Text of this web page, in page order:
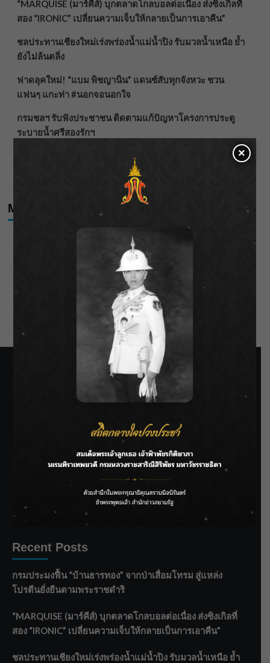
“MARQUISE (มาร์คีส์) บุกตลาดโกลบอลต่อเนื่อง ส่งซิงเกิลที่
สอง “IRONIC” เปลี่ยนความเจ็บให้กลายเป็นการเอาคืน”
ชลประทานเชียงใหม่เร่งพร่องน้ำแม่น้ำปิง รับมวลน้ำเหนือ ย้ำ
ยังไม่ล้นตลิ่ง
ฟาดลุคใหม่! “แบม พิชญานิน” แดนซ์สับทุกจังหวะ ชวน
แฟนๆ แกะท่า #นอกจอนอกใจ
กรมชลฯ รับฟังประชาชน ติดตามแก้ปัญหาโครงการประตู
ระบายน้ำศรีสองรักฯ
‘แมน การิน’ แชร์ความเชื่อชวนคิด! “อยากกินอะไรหลังจาก
ลาโลกนี้ ให้ใส่บาตรสิ่งนั้นไว้ตอนยังมีชีวิต”
Meta
SIAMRATH VARIETY
THE BEST ENTERTAINMENT
Recent Posts
กรมประมงฟื้น “บ้านธารทอง” จากป่าเสื่อมโทรม สู่แหล่ง
โปรตีนยั่งยืนตามพระราชดำริ
“MARQUISE (มาร์คีส์) บุกตลาดโกลบอลต่อเนื่อง ส่งซิงเกิลที่
สอง “IRONIC” เปลี่ยนความเจ็บให้กลายเป็นการเอาคืน”
ชลประทานเชียงใหม่เร่งพร่องน้ำแม่น้ำปิง รับมวลน้ำเหนือ ย้ำ
×